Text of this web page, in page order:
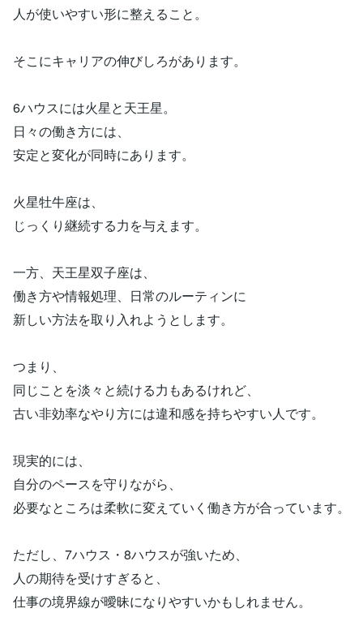
人が使いやすい形に整えること。
そこにキャリアの伸びしろがあります。
6ハウスには火星と天王星。
日々の働き方には、
安定と変化が同時にあります。
火星牡牛座は、
じっくり継続する力を与えます。
一方、天王星双子座は、
働き方や情報処理、日常のルーティンに
新しい方法を取り入れようとします。
つまり、
同じことを淡々と続ける力もあるけれど、
古い非効率なやり方には違和感を持ちやすい人です。
現実的には、
自分のペースを守りながら、
必要なところは柔軟に変えていく働き方が合っています。
ただし、7ハウス・8ハウスが強いため、
人の期待を受けすぎると、
仕事の境界線が曖昧になりやすいかもしれません。